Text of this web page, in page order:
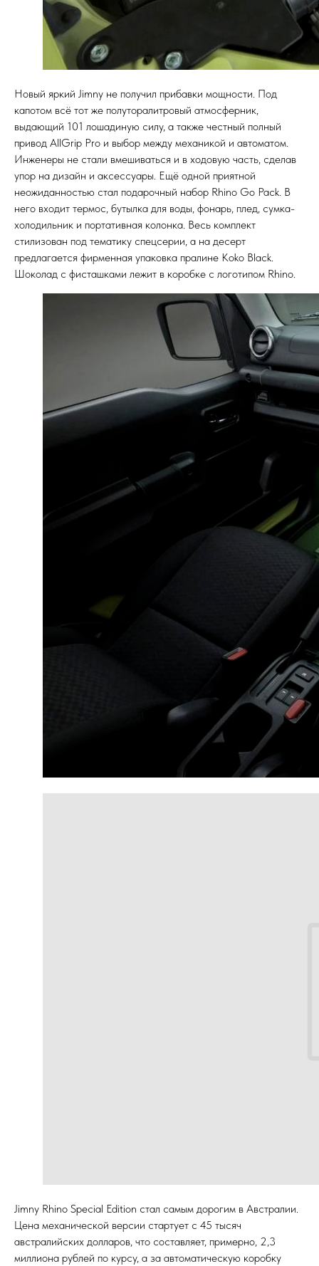
Новый яркий Jimny не получил прибавки мощности. Под
капотом всё тот же полуторалитровый атмосферник,
выдающий 101 лошадиную силу, а также честный полный
привод AllGrip Pro и выбор между механикой и автоматом.
Инженеры не стали вмешиваться и в ходовую часть, сделав
упор на дизайн и аксессуары. Ещё одной приятной
неожиданностью стал подарочный набор Rhino Go Pack. В
него входит термос, бутылка для воды, фонарь, плед, сумка-
холодильник и портативная колонка. Весь комплект
стилизован под тематику спецсерии, а на десерт
предлагается фирменная упаковка пралине Koko Black.
Шоколад с фисташками лежит в коробке с логотипом Rhino.
Jimny Rhino Special Edition стал самым дорогим в Австралии.
Цена механической версии стартует с 45 тысяч
австралийских долларов, что составляет, примерно, 2,3
миллиона рублей по курсу, а за автоматическую коробку